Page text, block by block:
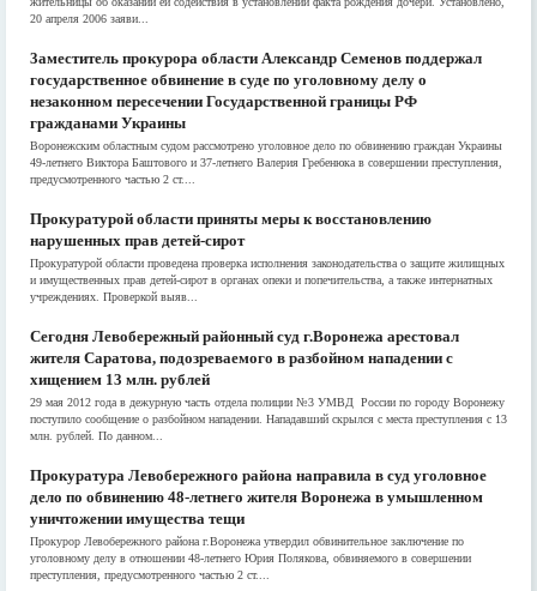
20 апреля 2006 заяви...
3аместитель прокурора области Александр Семенов поддержал
государственное обвинение в суде по уголовному делу о
незаконном пересечении Государственной границы РФ
гражданами Украины
Воронежским областным судом рассмотрено уголовное дело по обвинению граждан Украины
49-летнего Виктора Баштового и 37-летнего Валерия Гребенюка в совершении преступления,
предусмотренного частью 2 ст....
Прокуратурой области приняты меры к восстановлению
нарушенных прав детей-сирот
Прокуратурой области проведена проверка исполнения законодательства о защите жилищных
и имущественных прав детей-сирот в органах опеки и попечительства, а также интернатных
учреждениях. Проверкой выяв...
Сегодня Левобережный районный суд г.Воронежа арестовал
жителя Саратова, подозреваемого в разбойном нападении с
хищением 13 млн. рублей
29 мая 2012 года в дежурную часть отдела полиции №3 УМВД России по городу Воронежу
поступило сообщение о разбойном нападении. Нападавший скрылся с места преступления с 13
млн. рублей. По данном...
Прокуратура Левобережного района направила в суд уголовное
дело по обвинению 48-летнего жителя Воронежа в умышленном
уничтожении имущества тещи
Прокурор Левобережного района г.Воронежа утвердил обвинительное заключение по
уголовному делу в отношении 48-летнего Юрия Полякова, обвиняемого в совершении
преступления, предусмотренного частью 2 ст....